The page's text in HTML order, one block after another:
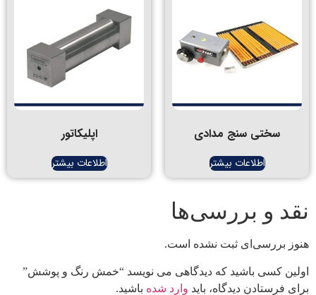
سختی سنج مدادی
اطلاعات بیشتر
اپلیکاتور
اطلاعات بیشتر
و بررسی‌ها
بررسی‌ای ثبت نشده است.
کسی باشید که دیدگاهی می نویسد “خمش رنگ و پوشش”
فرستادن دیدگاه، بایدوارد شدهباشید.